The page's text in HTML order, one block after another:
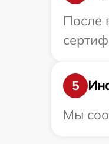
После
5
Мы